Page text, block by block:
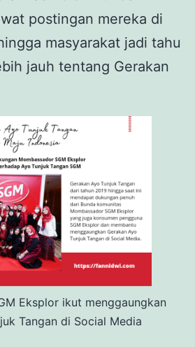
postingan mereka di
masyarakat jadi tahu
jauh tentang Gerakan
Eksplor ikut menggaungkan
Tangan di Social Media